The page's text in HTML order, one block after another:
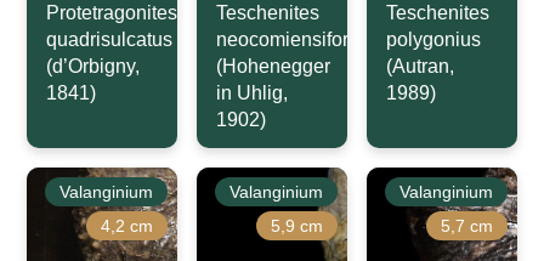
Protetragonites
quadrisulcatus
(d’Orbigny,
1841)
Teschenites
neocomiensiformis
(Hohenegger
in Uhlig,
1902)
Teschenites
polygonius
(Autran,
1989)
Valanginium
4,2 cm
Valanginium
5,9 cm
Valanginium
5,7 cm